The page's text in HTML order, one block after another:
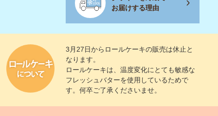
お届けする理由
3月27日からロールケーキの販売は休止と
なります。
ロールケーキは、温度変化にとても敏感な
フレッシュバターを使用しているためで
す。何卒ご了承くださいませ。